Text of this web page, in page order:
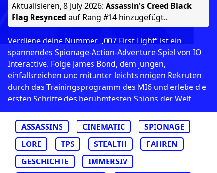
Aktualisieren, 8 July 2026: Assassin's Creed Black
Flag Resynced auf Rang #14 hinzugefügt..
Verdiene deine Nummer. „007 First Light“ ist ein
spannendes Spionage-Action-Adventure-Spiel von IO
Interactive. Folge James Bond, dem jungen,
einfallsreichen und mitunter leichtsinnigen Rekruten
durch das Trainingsprogramm des MI6 und erlebe die
ersten Schritte des berühmtesten Spions der Welt.
ASSASSINS CINEMATIC
SPIONAGE
LORE
TPS STEALTH
FAHREN
GESCHICHTE
IMMERSIV